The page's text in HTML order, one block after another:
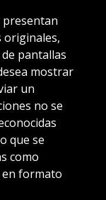
presentan
originales,
pantallas
mostrar
un
no se
que se
como
en formato